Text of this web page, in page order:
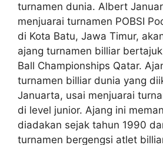
turnamen dunia. Albert
menjuarai turnamen POBSI
di Kota Batu, Jawa Timur,
ajang turnamen billiar
Ball Championships Qatar.
turnamen billiar dunia yang
Januarta, usai menjuarai
di level junior. Ajang ini
diadakan sejak tahun 1990
turnamen bergengsi atlet